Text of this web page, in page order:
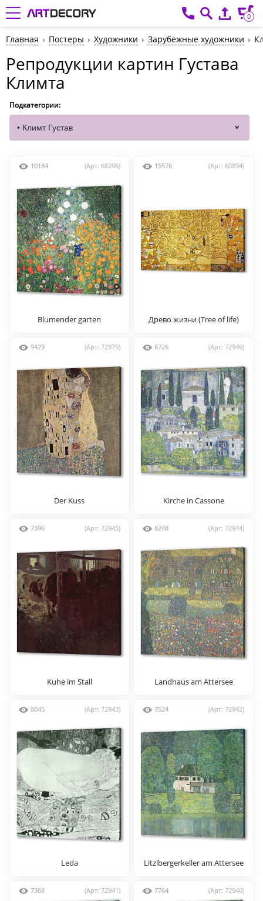
0
Главная Постеры Художники Зарубежные художники
Репродукции картин Густава
Климта
Подкатегории:
10184 (Арт: 68296)
Blumender garten
15576 (Арт: 60894)
Древо жизни (Tree of life)
9429 (Арт: 72975)
Der Kuss
8726 (Арт: 72946)
Kirche in Cassone
7396 (Арт: 72945)
Kuhe im Stall
8248 (Арт: 72944)
Landhaus am Attersee
8045 (Арт: 72943)
Leda
7524 (Арт: 72942)
Litzlbergerkeller am Attersee
7368 (Арт: 72941) 7764 (Арт: 72940)